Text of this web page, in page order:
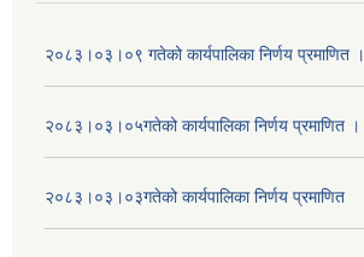
२०८३।०३।०९ गतेको कार्यपालिका निर्णय प्रमाणित ।
२०८३।०३।०५गतेको कार्यपालिका निर्णय प्रमाणित ।
२०८३।०३।०३गतेको कार्यपालिका निर्णय प्रमाणित